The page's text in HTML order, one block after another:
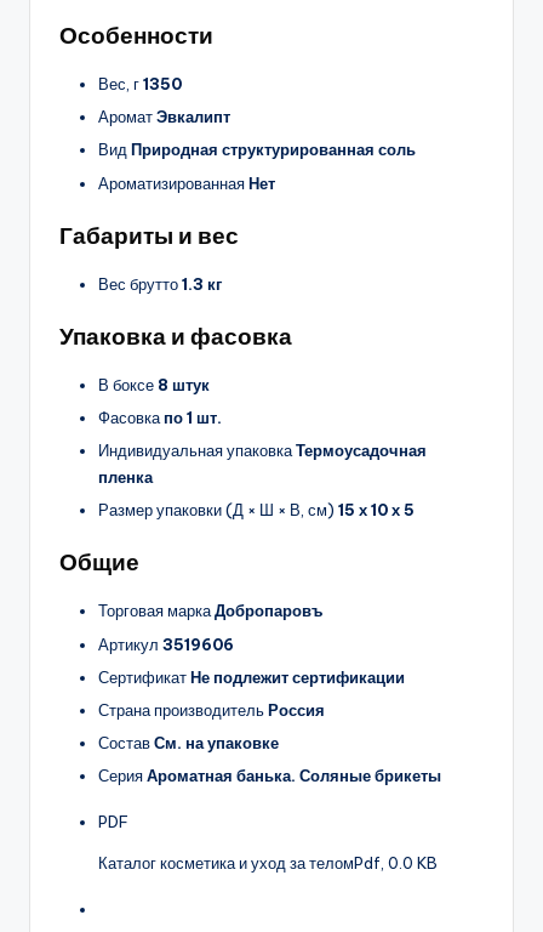
Особенности
Вес, г1350
АроматЭвкалипт
ВидПриродная структурированная соль
АроматизированнаяНет
Габариты и вес
Вес брутто1.3 кг
Упаковка и фасовка
В боксе 8 штук
Фасовкапо 1 шт.
Индивидуальная упаковкаТермоусадочная
пленка
Размер упаковки (Д × Ш × В, см) 15 х 10 х 5
Общие
Торговая маркаДобропаровъ
Артикул 3519606
СертификатНе подлежит сертификации
Страна производительРоссия
СоставСм. на упаковке
СерияАроматная банька. Соляные брикеты
PDF
Каталог косметика и уход за теломPdf, 0.0 KB